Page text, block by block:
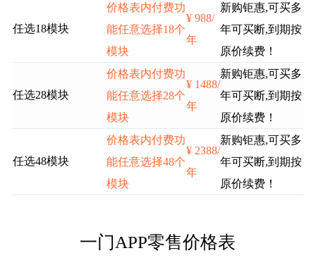
任选18模块
价格表内付费功
能任意选择18个
模块
¥ 988/
年
新购钜惠,可买多
年可买断,到期按
原价续费！
任选28模块
价格表内付费功
能任意选择28个
模块
¥ 1488/
年
新购钜惠,可买多
年可买断,到期按
原价续费！
任选48模块
价格表内付费功
能任意选择48个
模块
¥ 2388/
年
新购钜惠,可买多
年可买断,到期按
原价续费！
一门APP零售价格表